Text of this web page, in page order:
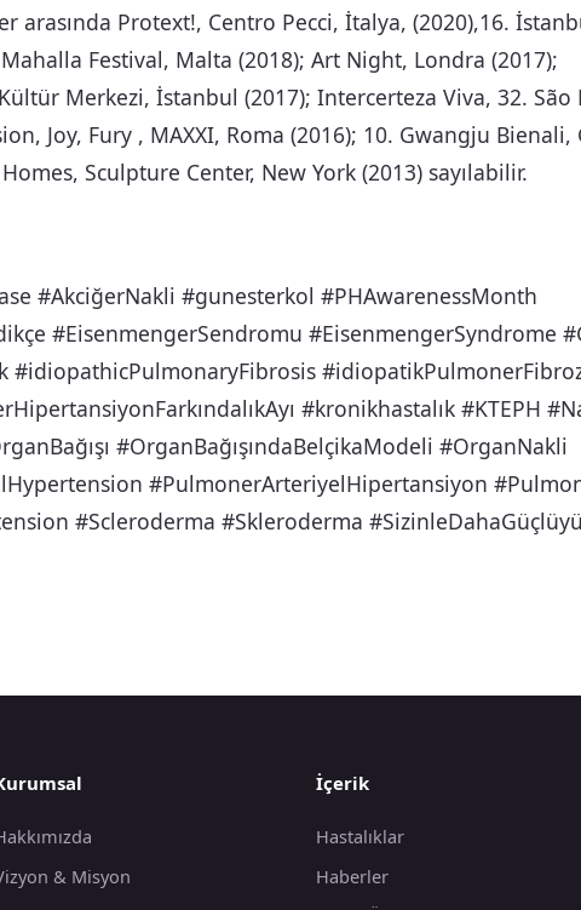
arasında Protext!, Centro Pecci, İtalya, (2020),16.
Festival, Malta (2018); Art Night, Londra (2017);
Kültür Merkezi, İstanbul (2017); Intercerteza Viva, 32. São
Joy, Fury , MAXXI, Roma (2016); 10. Gwangju Bienali,
Sculpture Center, New York (2013) sayılabilir.
#AkciğerNakli #gunesterkol #PHAwarenessMonth
#EisenmengerSendromu #EisenmengerSyndrome
#idiopathicPulmonaryFibrosis
#kronikhastalık #KTEPH
#OrganBağışındaBelçikaModeli #OrganNakli
#PulmonerArteriyelHipertansiyon
#Scleroderma #Skleroderma
& Misyon
İçerik
Hastalıklar
Haberler